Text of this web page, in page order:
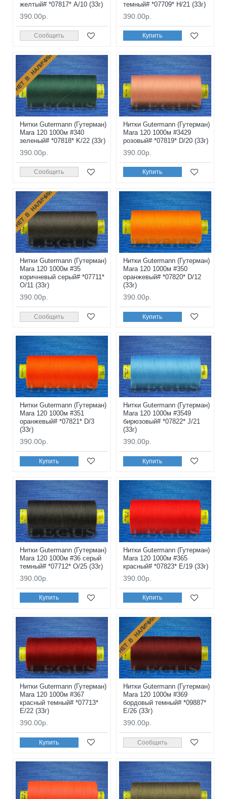
желтый# *07817* A/10 (33г)
390.00р.
Сообщить
темный# *07709* H/21 (33г)
390.00р.
Купить
НЕТ В НАЛИЧИИ
Нитки Gutermann (Гутерман)
Mara 120 1000м #340
зеленый# *07818* K/22 (33г)
390.00р.
Сообщить
Нитки Gutermann (Гутерман)
Mara 120 1000м #3429
розовый# *07819* D/20 (33г)
390.00р.
Купить
НЕТ В НАЛИЧИИ
Нитки Gutermann (Гутерман)
Mara 120 1000м #35
коричневый серый# *07711*
O/11 (33г)
390.00р.
Сообщить
Нитки Gutermann (Гутерман)
Mara 120 1000м #350
оранжевый# *07820* D/12
(33г)
390.00р.
Купить
Нитки Gutermann (Гутерман)
Mara 120 1000м #351
оранжевый# *07821* D/3
(33г)
390.00р.
Купить
Нитки Gutermann (Гутерман)
Mara 120 1000м #3549
бирюзовый# *07822* J/21
(33г)
390.00р.
Купить
Нитки Gutermann (Гутерман)
Mara 120 1000м #36 серый
темный# *07712* O/25 (33г)
390.00р.
Купить
Нитки Gutermann (Гутерман)
Mara 120 1000м #365
красный# *07823* E/19 (33г)
390.00р.
Купить
Нитки Gutermann (Гутерман)
Mara 120 1000м #367
красный темный# *07713*
E/22 (33г)
390.00р.
Купить
НЕТ В НАЛИЧИИ
Нитки Gutermann (Гутерман)
Mara 120 1000м #369
бордовый темный# *09887*
E/26 (33г)
390.00р.
Сообщить